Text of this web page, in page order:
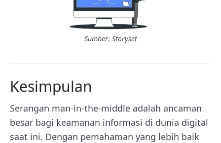
Sumber: Storyset
Kesimpulan
Serangan man-in-the-middle adalah ancaman
besar bagi keamanan informasi di dunia digital
saat ini. Dengan pemahaman yang lebih baik